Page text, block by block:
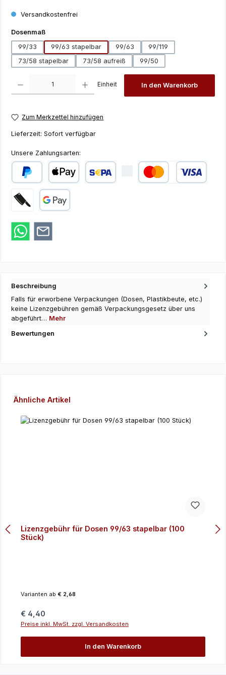
Versandkostenfrei
Dosenmaßauswählen
99/33
99/63 stapelbar 99/63
99/119
73/58 stapelbar
73/58 aufreiß 99/50
Einheit In den Warenkorb
Zum Merkzettel hinzufügen
Lieferzeit: Sofort verfügbar
Unsere Zahlungsarten:
PayPal Apple Pay
Beschreibung
Falls für erworbene Verpackungen (Dosen, Plastikbeute, etc.)
keine Lizenzgebühren gemäß Verpackungsgesetz über uns
abgeführt… Mehr
Bewertungen
Produktgalerie überspringen
Ähnliche Artikel
Lizenzgebühr für Dosen 99/63 stapelbar (100
Stück)
Varianten ab € 2,68
Regulärer Preis:
€ 4,40
Preise inkl. MwSt. zzgl. Versandkosten
In den Warenkorb